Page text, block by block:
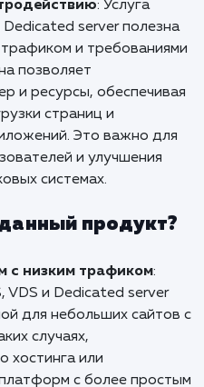
серверное
улучшая
и масштабируемость
это дает возможность
проектов.
и электронной
полезной для
и надежность
обработке большого
управлении
данных